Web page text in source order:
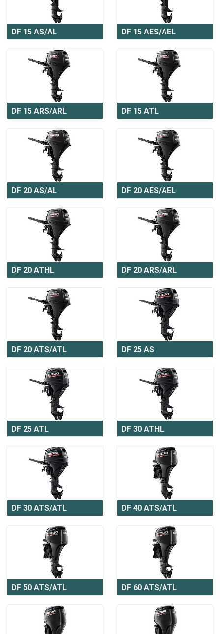
DF 15 AS/AL DF 15 AES/AEL
DF 15 ARS/ARL DF 15 ATL
DF 20 AS/AL DF 20 AES/AEL
DF 20 ATHL DF 20 ARS/ARL
DF 20 ATS/ATL DF 25 AS
DF 25 ATL DF 30 ATHL
DF 30 ATS/ATL DF 40 ATS/ATL
DF 50 ATS/ATL DF 60 ATS/ATL